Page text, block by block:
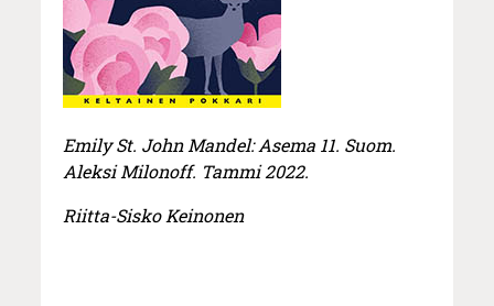
Emily St. John Mandel: Asema 11. Suom.
Aleksi Milonoff. Tammi 2022.
Riitta-Sisko Keinonen